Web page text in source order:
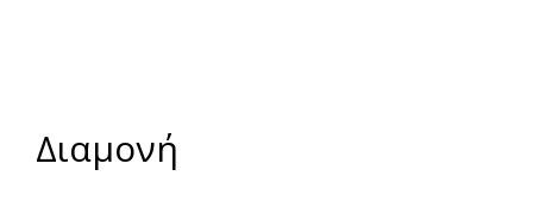
Διαμονή